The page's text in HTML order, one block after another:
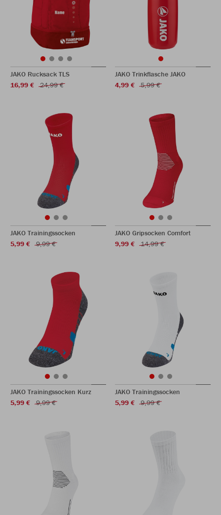
JAKO Rucksack TLS
16,99 €
24,99 €
JAKO Trinkflasche JAKO
4,99 €
5,99 €
JAKO Trainingssocken
5,99 €
9,99 €
JAKO Gripsocken Comfort
9,99 €
14,99 €
JAKO Trainingssocken Kurz
5,99 €
9,99 €
JAKO Trainingssocken
5,99 €
9,99 €